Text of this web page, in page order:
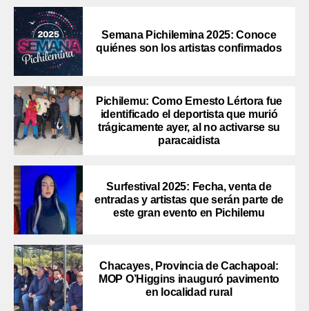
Semana Pichilemina 2025: Conoce
quiénes son los artistas confirmados
Pichilemu: Como Ernesto Lértora fue
identificado el deportista que murió
trágicamente ayer, al no activarse su
paracaidista
Surfestival 2025: Fecha, venta de
entradas y artistas que serán parte de
este gran evento en Pichilemu
Chacayes, Provincia de Cachapoal:
MOP O’Higgins inauguró pavimento
en localidad rural